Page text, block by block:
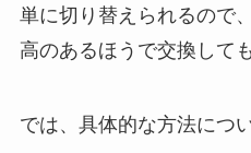
単に切り替えられるので
高のあるほうで交換して
では、具体的な方法につ